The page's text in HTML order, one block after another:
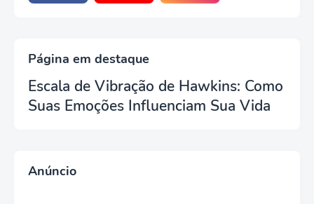
Página em destaque
Escala de Vibração de Hawkins: Como
Suas Emoções Influenciam Sua Vida
Anúncio